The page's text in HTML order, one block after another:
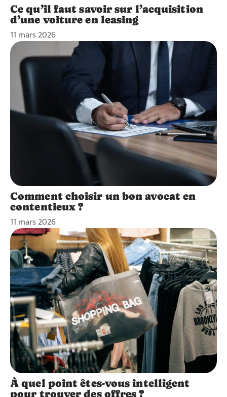
Ce qu’il faut savoir sur l’acquisition
d’une voiture en leasing
11 mars 2026
Comment choisir un bon avocat en
contentieux ?
11 mars 2026
À quel point êtes-vous intelligent
pour trouver des offres ?